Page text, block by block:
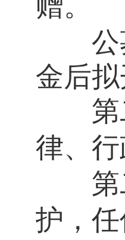
公募
金后
第
律、
第
护，